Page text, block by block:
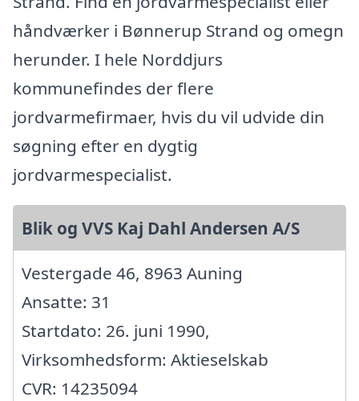
håndværker i Bønnerup Strand og omegn
herunder. I hele Norddjurs
kommunefindes der flere
jordvarmefirmaer, hvis du vil udvide din
søgning efter en dygtig
jordvarmespecialist.
Blik og VVS Kaj Dahl Andersen A/S
Vestergade 46, 8963 Auning
Ansatte: 31
Startdato: 26. juni 1990,
Virksomhedsform: Aktieselskab
CVR: 14235094